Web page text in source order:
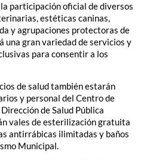
participación oficial de diversos
estéticas caninas,
y agrupaciones protectoras de
una gran variedad de servicios y
para consentir a los
de salud también estarán
y personal del Centro de
de Salud Pública
vales de esterilización gratuita
antirrábicas ilimitadas y baños
Municipal.